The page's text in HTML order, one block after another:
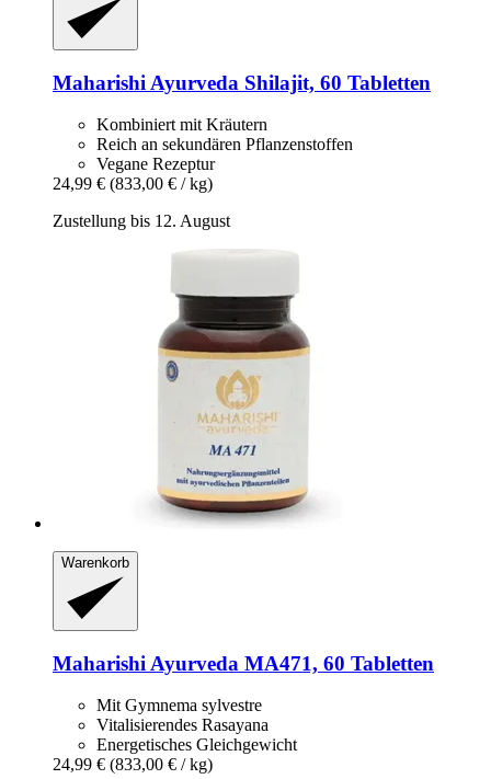
Maharishi Ayurveda Shilajit, 60 Tabletten
Kombiniert mit Kräutern
Reich an sekundären Pflanzenstoffen
Vegane Rezeptur
24,99 € (833,00 € / kg)
Zustellung bis 12. August
Warenkorb
Maharishi Ayurveda MA471, 60 Tabletten
Mit Gymnema sylvestre
Vitalisierendes Rasayana
Energetisches Gleichgewicht
24,99 € (833,00 € / kg)